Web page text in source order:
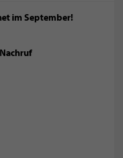
im September!